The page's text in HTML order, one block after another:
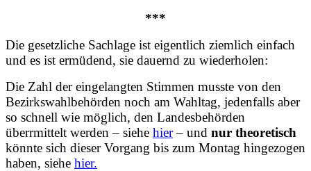
***
Die gesetzliche Sachlage ist eigentlich ziemlich einfach
und es ist ermüdend, sie dauernd zu wiederholen:
Die Zahl der eingelangten Stimmen musste von den
Bezirkswahlbehörden noch am Wahltag, jedenfalls aber
so schnell wie möglich, den Landesbehörden
überrmittelt werden – siehe hier– und nur theoretisch
könnte sich dieser Vorgang bis zum Montag hingezogen
haben, siehe hier.